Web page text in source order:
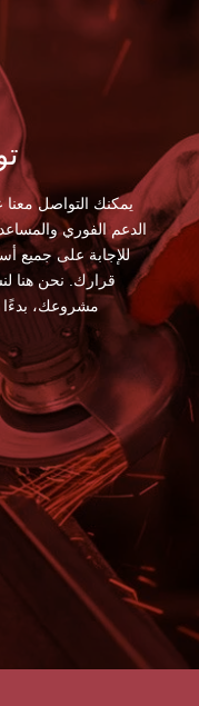
يمكنك التواصل
الدعم الفوري
للإجابة على جميع
قرارك. نحن
مشروعك، بدءًا